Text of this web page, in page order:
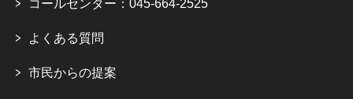
コールセンター：045-664-2525
よくある質問
市民からの提案